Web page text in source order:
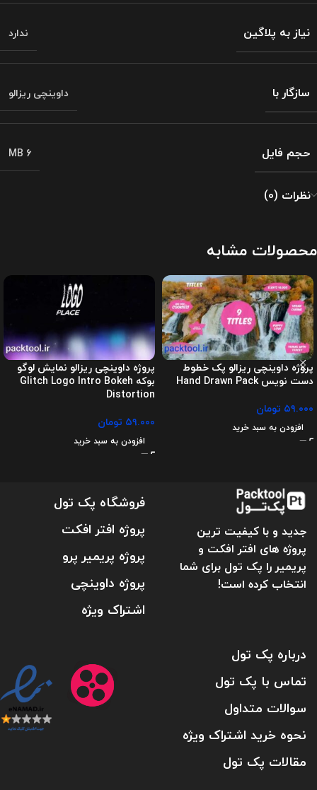
نیاز به پلاگین ندارد
سازگار با داوینچی ریزالو
حجم فایل 6 MB
نظرات (0)
محصولات مشابه
پروژه داوینچی ریزالو پک خطوط
دست نویس Hand Drawn Pack
۵۹.۰۰۰ تومان
افزودن به سبد خرید
پروژه داوینچی ریزالو نمایش لوگو
بوکه Glitch Logo Intro Bokeh
Distortion
۵۹.۰۰۰ تومان
افزودن به سبد خرید
جدید و با کیفیت ترین
پروژه های افتر افکت و
پریمیر را پک تول برای شما
انتخاب کرده است!
فروشگاه پک تول
پروژه افتر افکت
پروژه پریمیر پرو
پروژه داوینچی
اشتراک ویژه
درباره پک تول
تماس با پک تول
سوالات متداول
نحوه خرید اشتراک ویژه
مقالات پک تول